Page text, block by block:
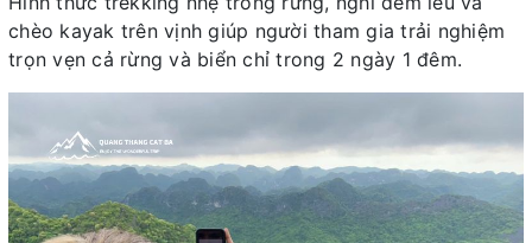
chèo kayak trên vịnh giúp người tham gia trải nghiệm
trọn vẹn cả rừng và biển chỉ trong 2 ngày 1 đêm.